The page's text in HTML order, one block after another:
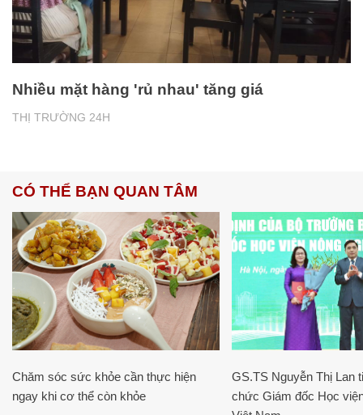
THỊ TRƯỜNG 24H
Nhiều mặt hàng 'rủ nhau' tăng giá
CÓ THỂ BẠN QUAN TÂM
Chăm sóc sức khỏe cần thực hiện
ngay khi cơ thể còn khỏe
GS.TS Nguyễn Thị Lan
chức Giám đốc Học